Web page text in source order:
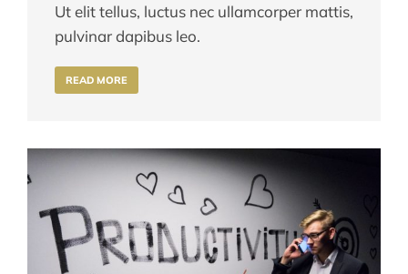
Ut elit tellus, luctus nec ullamcorper mattis,
pulvinar dapibus leo.
READ MORE